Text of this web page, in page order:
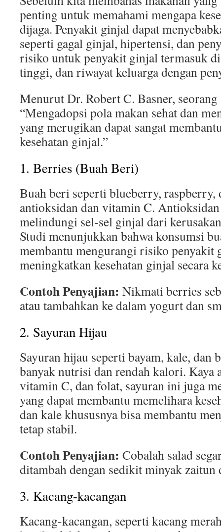
penting untuk memahami mengapa
dijaga. Penyakit ginjal dapat
seperti gagal ginjal, hipertensi, dan
risiko untuk penyakit ginjal termasuk
tinggi, dan riwayat keluarga dengan
Menurut Dr. Robert C. Basner,
“Mengadopsi pola makan sehat dan
yang merugikan dapat sangat
kesehatan ginjal.”
1. Berries (Buah Beri)
Buah beri seperti blueberry, raspberry,
antioksidan dan vitamin C.
melindungi sel-sel ginjal dari
Studi menunjukkan bahwa konsumsi
membantu mengurangi risiko penyakit
meningkatkan kesehatan ginjal secara
Contoh Penyajian: Nikmati berries
atau tambahkan ke dalam yogurt dan
2. Sayuran Hijau
Sayuran hijau seperti bayam, kale, dan
banyak nutrisi dan rendah kalori. Kaya
vitamin C, dan folat, sayuran ini juga
yang dapat membantu memelihara
dan kale khususnya bisa membantu
tetap stabil.
Contoh Penyajian: Cobalah salad
ditambah dengan sedikit minyak zaitun
3. Kacang-kacangan
Kacang-kacangan, seperti kacang